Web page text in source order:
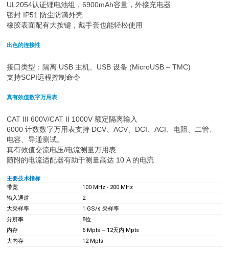
UL2054认证锂电池组，6900mAh容量，外接充电器
密封 IP51 防尘防滴外壳
橡胶表面配有大按键，戴手套也能轻松使用
出色的连接性
接口类型：隔离 USB 主机、USB 设备 (MicroUSB – TMC)
支持SCPI远程控制命令
真有效值数字万用表
CAT III 600V/CAT II 1000V 额定隔离输入
6000 计数数字万用表支持 DCV、ACV、DCI、ACI、电阻、二管、
电容、导通测试。
真有效值交流电压/电流测量万用表
随附的电流适配器有助于测量高达 10 A 的电流
主要技术指标
带宽
100 MHz - 200 MHz
输入通道
2
大采样率
1 GS/s 采样率
分辨率
8位
内存
6 Mpts – 12天内 Mpts
大内存
12 Mpts